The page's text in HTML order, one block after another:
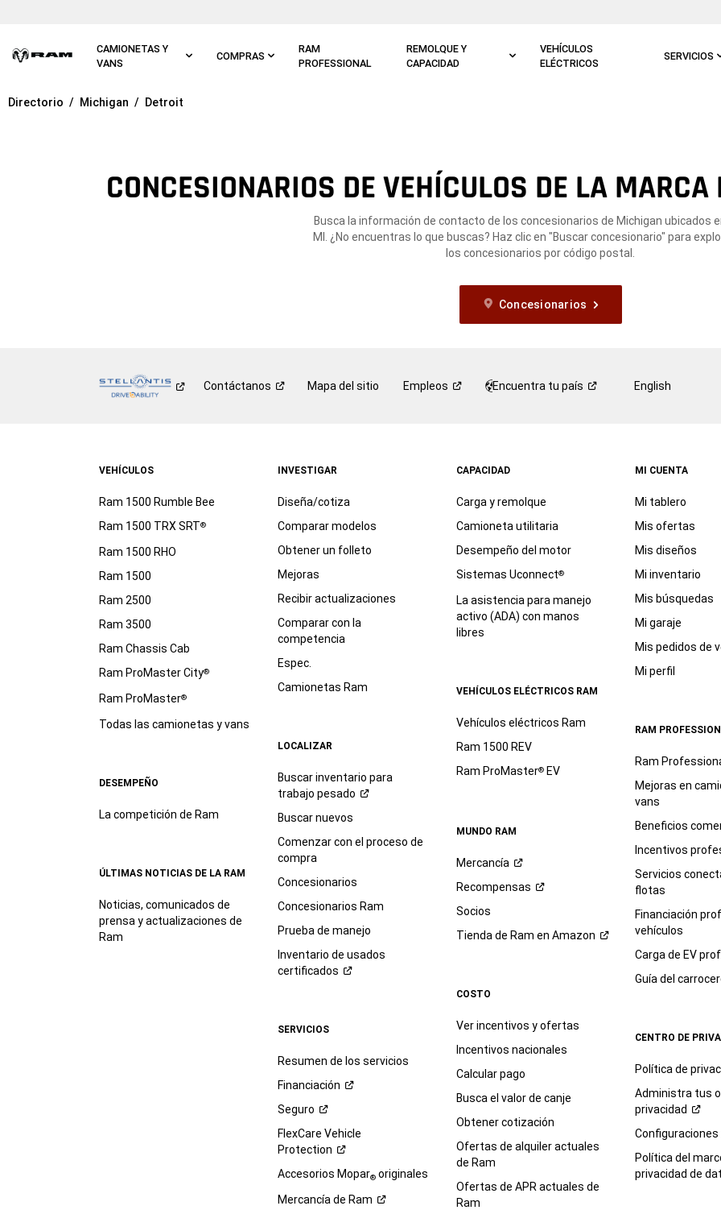
CAMIONETAS Y
VANS
COMPRAS
RAM
PROFESSIONAL
REMOLQUE Y
CAPACIDAD
VEHÍCULOS
ELÉCTRICOS
SERVICIOS
Ir a
Directorio Michigan Detroit
CONCESIONARIOS DE VEHÍCULOS DE LA
Busca la información de contacto de los concesionarios de Michigan ubicados
MI. ¿No encuentras lo que buscas? Haz clic en "Buscar concesionario" para
los concesionarios por código postal.
Concesionarios
Contáctanos Mapa del sitio Empleos Encuentra tu país English
VEHÍCULOS
Ram 1500 Rumble Bee
Ram 1500 TRX SRT®
Ram 1500 RHO
Ram 1500
Ram 2500
Ram 3500
Ram Chassis Cab
Ram ProMaster City®
Ram ProMaster®
Todas las camionetas y vans
DESEMPEÑO
La competición de Ram
ÚLTIMAS NOTICIAS DE LA RAM
Noticias, comunicados de
prensa y actualizaciones de
Ram
INVESTIGAR
Diseña/cotiza
Comparar modelos
Obtener un folleto
Mejoras
Recibir actualizaciones
Comparar con la
competencia
Espec.
Camionetas Ram
LOCALIZAR
Buscar inventario para
trabajo pesado
Buscar nuevos
Comenzar con el proceso de
compra
Concesionarios
Concesionarios Ram
Prueba de manejo
Inventario de usados
certificados
SERVICIOS
Resumen de los servicios
Financiación
Seguro
FlexCare Vehicle
Protection
Accesorios Mopar®originales
Mercancía de Ram
CAPACIDAD
Carga y remolque
Camioneta utilitaria
Desempeño del motor
Sistemas Uconnect®
La asistencia para manejo
activo (ADA) con manos
libres
VEHÍCULOS ELÉCTRICOS RAM
Vehículos eléctricos Ram
Ram 1500 REV
Ram ProMaster®EV
MUNDO RAM
Mercancía
Recompensas
Socios
Tienda de Ram en Amazon
COSTO
Ver incentivos y ofertas
Incentivos nacionales
Calcular pago
Busca el valor de canje
Obtener cotización
Ofertas de alquiler actuales
de Ram
Ofertas de APR actuales de
Ram
MI CUENTA
Mi tablero
Mis ofertas
Mis diseños
Mi inventario
Mis búsquedas
Mi garaje
Mis pedidos de
Mi perfil
RAM
Ram
Mejoras en
vans
Beneficios
Incentivos
Servicios
flotas
Financiación
vehículos
Carga de EV
Guía del
CENTRO DE
Política de
Administra tus
privacidad
Configuraciones
Política del
privacidad de